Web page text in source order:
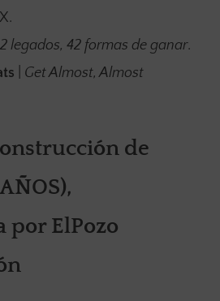
legados, 42 formas de ganar.
Get Almost, Almost
de
por ElPozo